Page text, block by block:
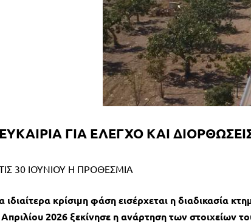
ΓΙΑ ΕΛΕΓΧΟ ΚΑΙ
30 ΙΟΥΝΙΟΥ Η ΠΡΟΘΕΣΜΙΑ
ιδιαίτερα κρίσιμη φάση εισέρχεται η διαδικασία
2026 ξεκίνησε η ανάρτηση των στοιχείων